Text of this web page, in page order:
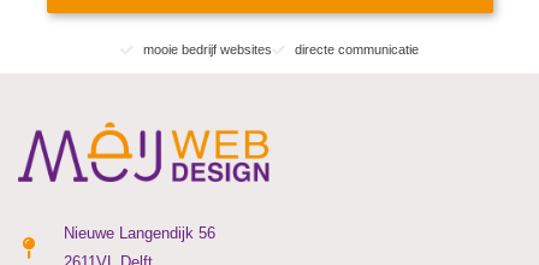
mooie bedrijf websites directe communicatie
Nieuwe Langendijk 56